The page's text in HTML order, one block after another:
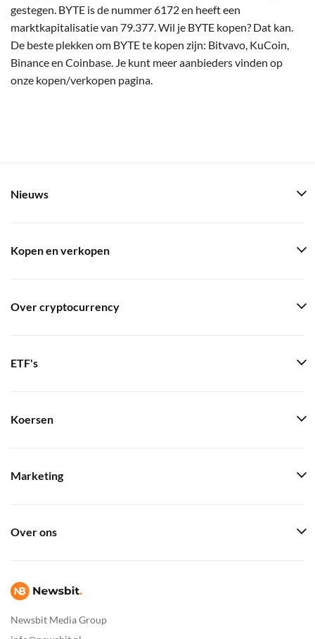
gestegen. BYTE is de nummer 6172 en heeft een
marktkapitalisatie van 79.377. Wil je BYTE kopen? Dat kan.
De beste plekken om BYTE te kopen zijn: Bitvavo, KuCoin,
Binance en Coinbase. Je kunt meer aanbieders vinden op
onze kopen/verkopen pagina.
Newsbit Media Group
Nieuws
Kopen en verkopen
Over cryptocurrency
ETF's
Koersen
Marketing
Over ons